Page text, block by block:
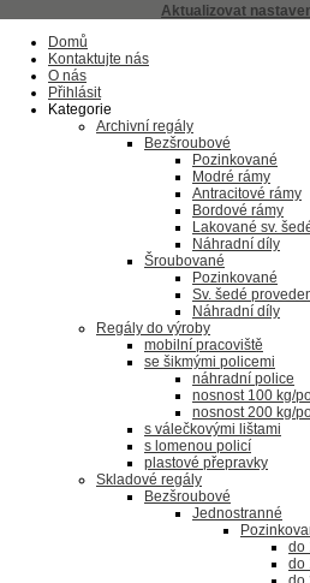
Aktualizovat
Domů
Kontaktujte nás
O nás
Přihlásit
Kategorie
Archivní regály
Bezšroubové
Pozinkované
Modré rámy
Antracitové rámy
Bordové rámy
Lakované sv.
Náhradní díly
Šroubované
Pozinkované
Sv. šedé
Náhradní díly
Regály do výroby
mobilní pracoviště
se šikmými policemi
náhradní police
nosnost 100 kg/
nosnost 200 kg/
s válečkovými lištami
s lomenou policí
plastové přepravky
Skladové regály
Bezšroubové
Jednostranné
do
do